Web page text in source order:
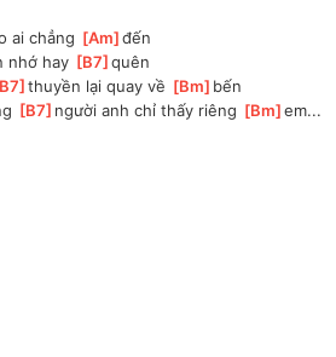
ai chẳng [Am ]
đến
nhớ hay [B7 ]
quên
B7 ]thuyền lại quay về [Bm ]bến
[B7 ]người anh chỉ thấy riêng [Bm ]
em...